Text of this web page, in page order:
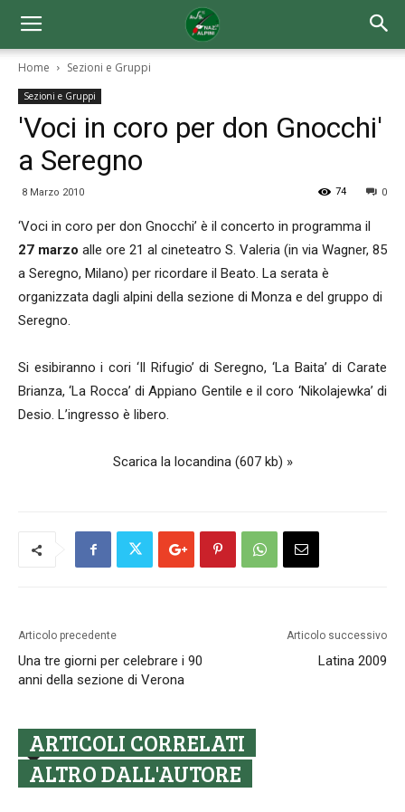
Home Sezioni e Gruppi
Sezioni e Gruppi
'Voci in coro per don Gnocchi'
a Seregno
8 Marzo 2010 0
74
‘Voci in coro per don Gnocchi’ è il concerto in programma il
27 marzo alle ore 21 al cineteatro S. Valeria (in via Wagner, 85
a Seregno, Milano) per ricordare il Beato. La serata è
organizzata dagli alpini della sezione di Monza e del gruppo di
Seregno.
Si esibiranno i cori ‘Il Rifugio’ di Seregno, ‘La Baita’ di Carate
Brianza, ‘La Rocca’ di Appiano Gentile e il coro ‘Nikolajewka’ di
Desio. L’ingresso è libero.
Scarica la locandina (607 kb) »
Articolo precedente
Una tre giorni per celebrare i 90
anni della sezione di Verona
Articolo successivo
Latina 2009
ARTICOLI CORRELATI
ALTRO DALL'AUTORE